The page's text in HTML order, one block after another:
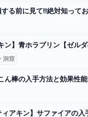
洞窟
ん棒の入手方法と効果性能